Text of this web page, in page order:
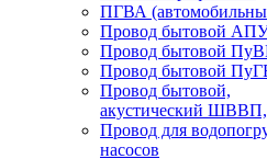
ПГВА
Провод бытовой
Провод бытовой
Провод бытовой
Провод бытовой,
акустический
Провод для
насосов